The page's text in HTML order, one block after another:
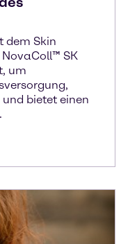
dem Skin
SK
um
bietet einen